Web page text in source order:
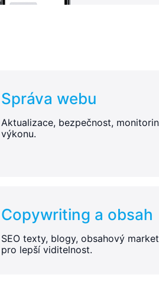
Správa webu
Aktualizace, bezpečnost,
výkonu.
Copywriting a obsah
SEO texty, blogy, obsahový
pro lepší viditelnost.